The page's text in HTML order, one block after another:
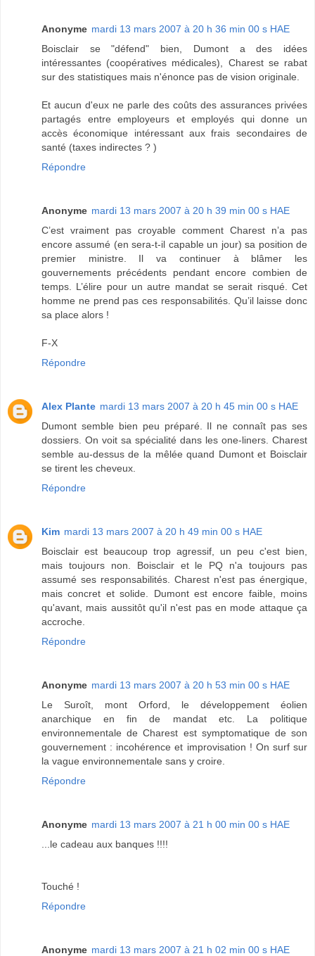
Anonyme mardi 13 mars 2007 à 20 h 36 min 00 s HAE
Boisclair se "défend" bien, Dumont a des idées
intéressantes (coopératives médicales), Charest se rabat
sur des statistiques mais n'énonce pas de vision originale.
Et aucun d'eux ne parle des coûts des assurances privées
partagés entre employeurs et employés qui donne un
accès économique intéressant aux frais secondaires de
santé (taxes indirectes ? )
Répondre
Anonyme mardi 13 mars 2007 à 20 h 39 min 00 s HAE
C’est vraiment pas croyable comment Charest n’a pas
encore assumé (en sera-t-il capable un jour) sa position de
premier ministre. Il va continuer à blâmer les
gouvernements précédents pendant encore combien de
temps. L’élire pour un autre mandat se serait risqué. Cet
homme ne prend pas ces responsabilités. Qu’il laisse donc
sa place alors !
F-X
Répondre
Alex Plante mardi 13 mars 2007 à 20 h 45 min 00 s HAE
Dumont semble bien peu préparé. Il ne connaît pas ses
dossiers. On voit sa spécialité dans les one-liners. Charest
semble au-dessus de la mêlée quand Dumont et Boisclair
se tirent les cheveux.
Répondre
Kim mardi 13 mars 2007 à 20 h 49 min 00 s HAE
Boisclair est beaucoup trop agressif, un peu c'est bien,
mais toujours non. Boisclair et le PQ n'a toujours pas
assumé ses responsabilités. Charest n'est pas énergique,
mais concret et solide. Dumont est encore faible, moins
qu'avant, mais aussitôt qu'il n'est pas en mode attaque ça
accroche.
Répondre
Anonyme mardi 13 mars 2007 à 20 h 53 min 00 s HAE
Le Suroît, mont Orford, le développement éolien
anarchique en fin de mandat etc. La politique
environnementale de Charest est symptomatique de son
gouvernement : incohérence et improvisation ! On surf sur
la vague environnementale sans y croire.
Répondre
Anonyme mardi 13 mars 2007 à 21 h 00 min 00 s HAE
...le cadeau aux banques !!!!
Touché !
Répondre
Anonyme mardi 13 mars 2007 à 21 h 02 min 00 s HAE